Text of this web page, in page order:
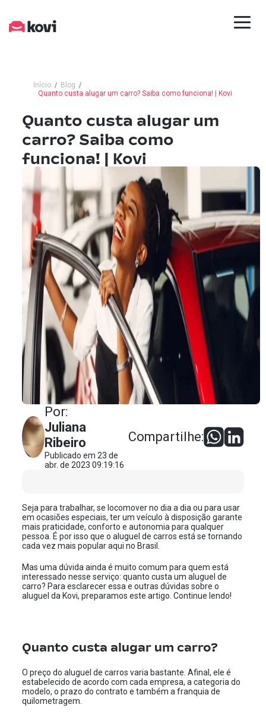
Início
Blog
Quanto custa alugar um carro? Saiba como funciona! | Kovi
Quanto custa alugar um
carro? Saiba como
funciona! | Kovi
Por:
Juliana
Ribeiro
Publicado em 23 de
abr. de 2023 09:19:16
Compartilhe:
Seja para trabalhar, se locomover no dia a dia ou para usar
em ocasiões especiais, ter um veículo à disposição garante
mais praticidade, conforto e autonomia para qualquer
pessoa. É por isso que o aluguel de carros está se tornando
cada vez mais popular aqui no Brasil.
Mas uma dúvida ainda é muito comum para quem está
interessado nesse serviço: quanto custa um aluguel de
carro? Para esclarecer essa e outras dúvidas sobre o
aluguel da Kovi, preparamos este artigo. Continue lendo!
Quanto custa alugar um carro?
O preço do aluguel de carros varia bastante. Afinal, ele é
estabelecido de acordo com cada empresa, a categoria do
modelo, o prazo do contrato e também a franquia de
quilometragem.